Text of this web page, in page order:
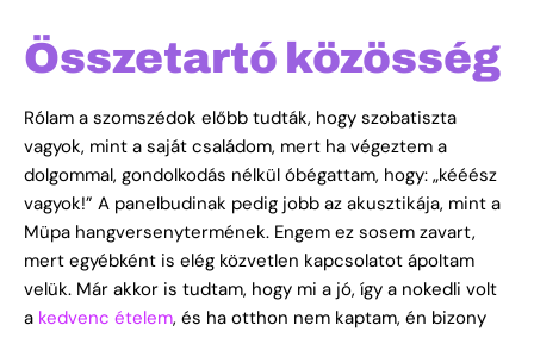
Összetartó közösség
Rólam a szomszédok előbb tudták, hogy szobatiszta
vagyok, mint a saját családom, mert ha végeztem a
dolgommal, gondolkodás nélkül óbégattam, hogy: „kééész
vagyok!” A panelbudinak pedig jobb az akusztikája, mint a
Müpa hangversenytermének. Engem ez sosem zavart,
mert egyébként is elég közvetlen kapcsolatot ápoltam
velük. Már akkor is tudtam, hogy mi a jó, így a nokedli volt
a kedvenc ételem, és ha otthon nem kaptam, én bizony